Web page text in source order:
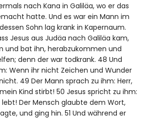
nach Kana in Galiläa, wo er das
hatte. Und es war ein Mann im
Sohn lag krank in Kapernaum.
Jesus aus Judäa nach Galiläa kam,
und bat ihn, herabzukommen und
denn der war todkrank. 48 Und
Wenn ihr nicht Zeichen und Wunder
49 Der Mann sprach zu ihm: Herr,
Kind stirbt! 50 Jesus spricht zu ihm:
lebt! Der Mensch glaubte dem Wort,
und ging hin. 51 Und während er